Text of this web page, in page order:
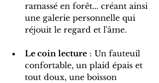
ramassé en forêt... créant ainsi
une galerie personnelle qui
réjouit le regard et l'âme.
Le coin lecture : Un fauteuil
confortable, un plaid épais et
tout doux, une boisson